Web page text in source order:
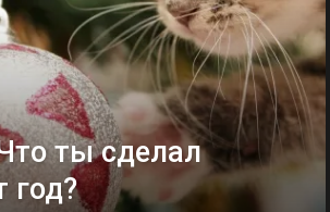
ты сделал
год?